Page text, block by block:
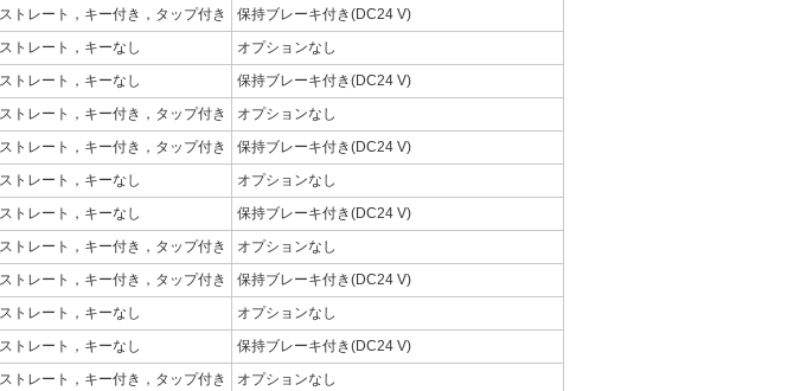
ストレート，キー付き，タップ付き
保持ブレーキ付き(DC24 V)
ストレート，キーなし
オプションなし
ストレート，キーなし
保持ブレーキ付き(DC24 V)
ストレート，キー付き，タップ付き
オプションなし
ストレート，キー付き，タップ付き
保持ブレーキ付き(DC24 V)
ストレート，キーなし
オプションなし
ストレート，キーなし
保持ブレーキ付き(DC24 V)
ストレート，キー付き，タップ付き
オプションなし
ストレート，キー付き，タップ付き
保持ブレーキ付き(DC24 V)
ストレート，キーなし
オプションなし
ストレート，キーなし
保持ブレーキ付き(DC24 V)
ストレート，キー付き，タップ付き
オプションなし